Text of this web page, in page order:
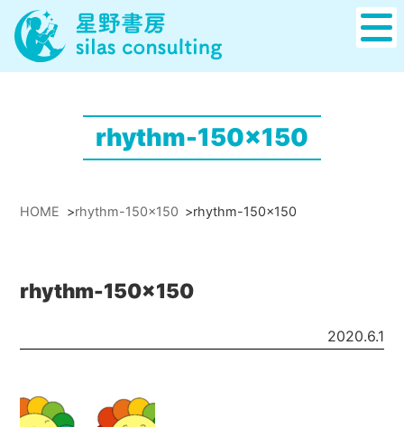
rhythm-150x150
HOME >rhythm-150x150 >rhythm-150x150
rhythm-150x150
2020.6.1